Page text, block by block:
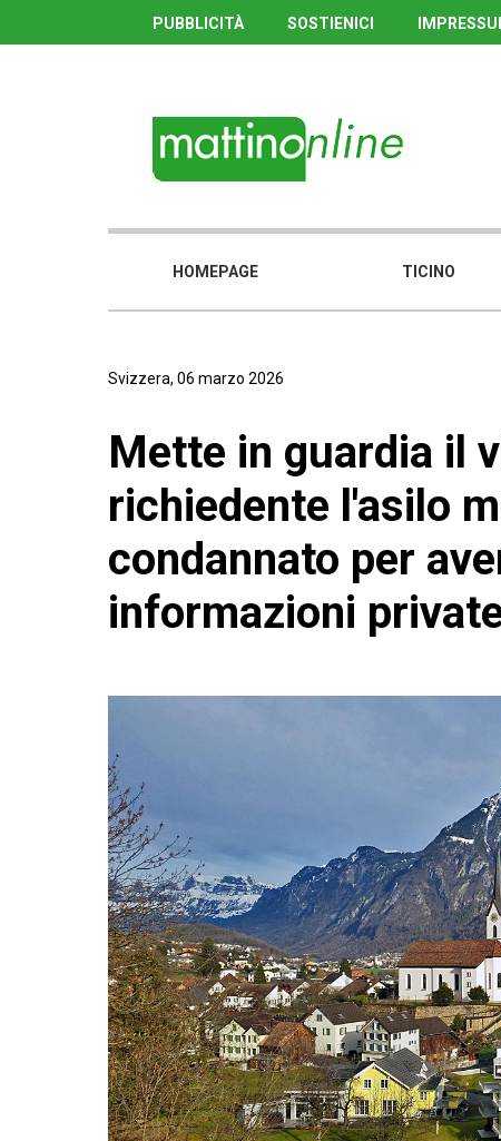
PUBBLICITÀ SOSTIENICI
HOMEPAGE TICINO
Svizzera, 06 marzo 2026
Mette in guardia il
richiedente l'asilo
condannato per
informazioni